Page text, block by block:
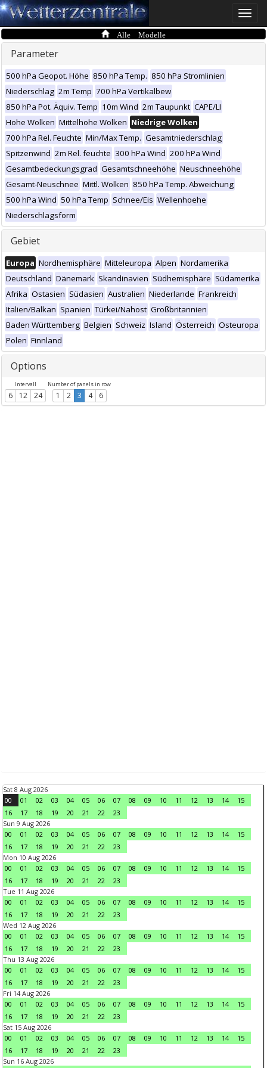
Toggle
Alle Modelle
Parameter
500 hPa Geopot. Höhe 850 hPa Temp. 850 hPa Stromlinien
Niederschlag 2m Temp 700 hPa Vertikalbew
850 hPa Pot. Äquiv. Temp 10m Wind 2m Taupunkt CAPE/LI
Hohe Wolken Mittelhohe Wolken Niedrige Wolken
700 hPa Rel. Feuchte Min/Max Temp. Gesamtniederschlag
Spitzenwind 2m Rel. feuchte 300 hPa Wind 200 hPa Wind
Gesamtbedeckungsgrad Gesamtschneehöhe Neuschneehöhe
Gesamt-Neuschnee Mittl. Wolken 850 hPa Temp. Abweichung
500 hPa Wind 50 hPa Temp Schnee/Eis Wellenhoehe
Niederschlagsform
Gebiet
Europa Nordhemisphäre Mitteleuropa Alpen Nordamerika
Deutschland Dänemark Skandinavien Südhemisphäre Südamerika
Afrika Ostasien Südasien Australien Niederlande Frankreich
Italien/Balkan Spanien Türkei/Nahost Großbritannien
Baden Württemberg Belgien Schweiz Island Österreich Osteuropa
Polen Finnland
Options
Intervall
6 12 24
Number of panels in row
1 2 3 4 6
Sat 8 Aug 2026
00
01 02 03 04 05 06 07 08 09 10 11 12 13 14
15
16
17 18 19 20 21 22
23
Sun 9 Aug 2026
00
01 02 03 04 05 06 07 08 09 10 11 12 13 14
15
16
17 18 19 20 21 22
23
Mon 10 Aug 2026
00
01 02 03 04 05 06 07 08 09 10 11 12 13 14
15
16
17 18 19 20 21 22
23
Tue 11 Aug 2026
00
01 02 03 04 05 06 07 08 09 10 11 12 13 14
15
16
17 18 19 20 21 22
23
Wed 12 Aug 2026
00
01 02 03 04 05 06 07 08 09 10 11 12 13 14
15
16
17 18 19 20 21 22
23
Thu 13 Aug 2026
00
01 02 03 04 05 06 07 08 09 10 11 12 13 14
15
16
17 18 19 20 21 22
23
Fri 14 Aug 2026
00
01 02 03 04 05 06 07 08 09 10 11 12 13 14
15
16
17 18 19 20 21 22
23
Sat 15 Aug 2026
00
01 02 03 04 05 06 07 08 09 10 11 12 13 14
15
16
17 18 19 20 21 22
23
Sun 16 Aug 2026